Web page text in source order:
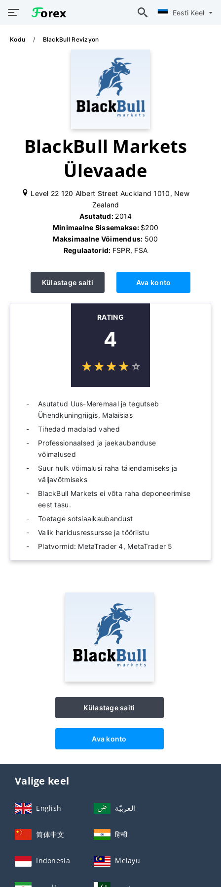
Eesti Keel
Kodu BlackBull Revizyon
BlackBull Markets
Ülevaade
Level 22 120 Albert Street Auckland 1010, New
Zealand
Asutatud: 2014
Minimaalne Sissemakse: $200
Maksimaalne Võimendus: 500
Regulaatorid: FSPR, FSA
Külastage saiti Ava konto
RATING
4
☆☆☆☆ ☆
★★★★ ★
Asutatud Uus-Meremaal ja tegutseb
Ühendkuningriigis, Malaisias
Tihedad madalad vahed
Professionaalsed ja jaekaubanduse
võimalused
Suur hulk võimalusi raha täiendamiseks ja
väljavõtmiseks
BlackBull Markets ei võta raha deponeerimise
eest tasu.
Toetage sotsiaalkaubandust
Valik haridusressursse ja tööriistu
Platvormid: MetaTrader 4, MetaTrader 5
Külastage saiti
Ava konto
Valige keel
English العربيّة
简体中文 हिन्दी
Indonesia Melayu